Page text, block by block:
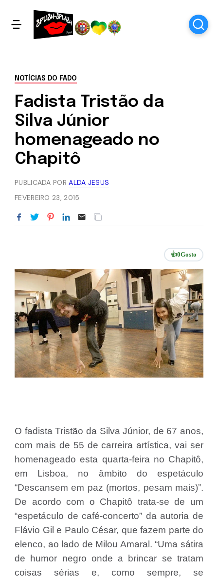
NOTÍCIAS DO FADO
Fadista Tristão da
Silva Júnior
homenageado no
Chapitô
PUBLICADA PORALDA JESUS
FEVEREIRO 23, 2015
👍0Gosto
O fadista Tristão da Silva Júnior, de 67 anos,
com mais de 55 de carreira artística, vai ser
homenageado esta quarta-feira no Chapitô,
em Lisboa, no âmbito do espetáculo
“Descansem em paz (mortos, pesam mais)”.
De acordo com o Chapitô trata-se de um
“espetáculo de café-concerto” da autoria de
Flávio Gil e Paulo César, que fazem parte do
elenco, ao lado de Milou Amaral. “Uma sátira
de humor negro onde a brincar se tratam
coisas sérias e, como sempre, se